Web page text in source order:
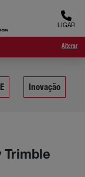
LIGAR
Alterar
Inovação
Trimble